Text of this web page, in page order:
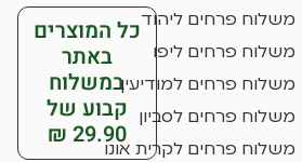
משלוח פרחים ליהוד
משלוח פרחים ליפו
משלוח פרחים למודיעין
משלוח פרחים לסביון
משלוח פרחים לקרית אונו
כל המוצרים
באתר
במשלוח
קבוע של
29.90 ₪